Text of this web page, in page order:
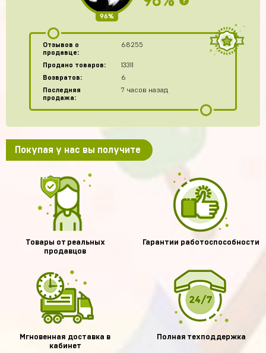
96%
Отзывов о
продавце:
68255
Продано товаров:
13311
Возвратов:
6
Последняя
продажа:
7 часов назад
Покупая у нас вы получите
Товары от реальных
продавцов
Гарантии работоспособности
Мгновенная доставка в
кабинет
Полная техподдержка